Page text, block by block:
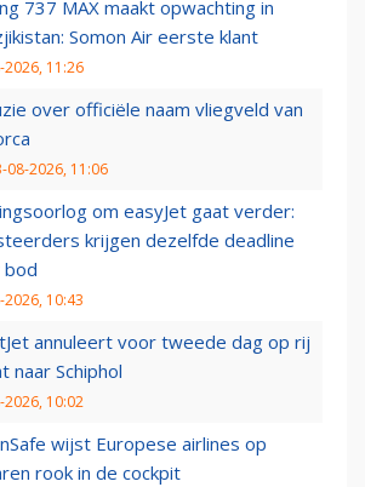
737 MAX maakt opwachting in
Somon Air eerste klant
2026, 11:26
over officiële naam vliegveld van
08-2026, 11:06
om easyJet gaat verder:
krijgen dezelfde deadline
2026, 10:43
annuleert voor tweede dag op rij
naar Schiphol
2026, 10:02
wijst Europese airlines op
rook in de cockpit